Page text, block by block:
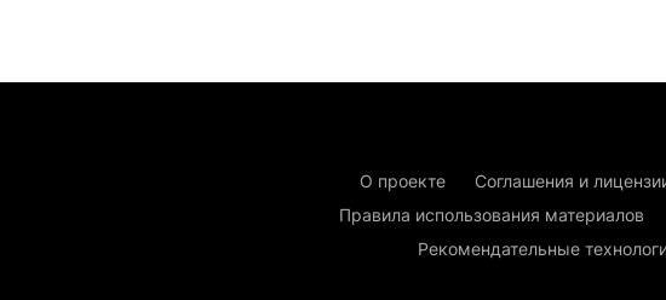
О проекте Соглашения и
Правила использования материалов
Рекомендательные